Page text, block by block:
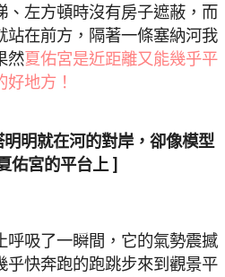
、左方頓時沒有房子遮蔽，而
站在前方，隔著一條塞納河我
然夏佑宮是近距離又能幾乎平
地方！
明就在河的對岸，卻像模型
佑宮的平台上 ]
呼吸了一瞬間，它的氣勢震撼
乎快奔跑的跑跳步來到觀景平